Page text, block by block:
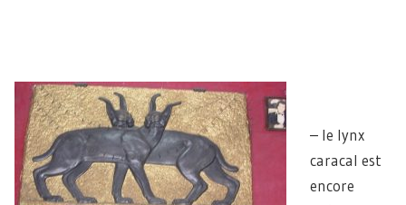
– le lynx
caracal est
encore